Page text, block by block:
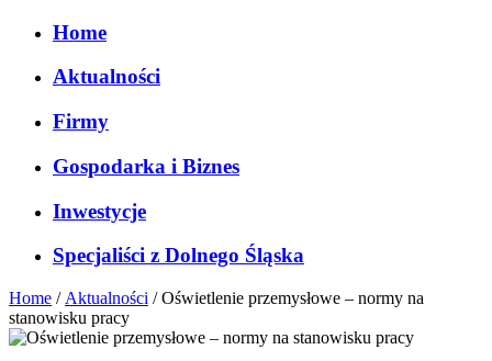
Home
Aktualności
Firmy
Gospodarka i Biznes
Inwestycje
Specjaliści z Dolnego Śląska
Home / Aktualności /Oświetlenie przemysłowe – normy na
stanowisku pracy